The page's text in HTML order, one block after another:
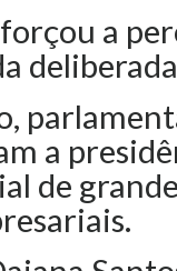
a
a
de